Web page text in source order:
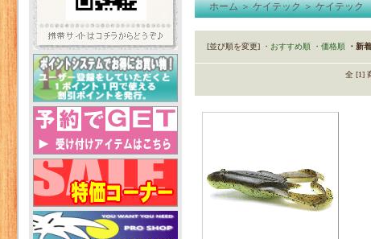
ホーム＞ケイテック＞ケイテック
[並び順を変更] ・おすすめ順 ・価格順 ・新
全 [1]